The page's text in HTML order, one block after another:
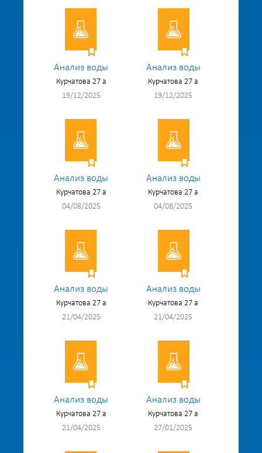
Анализ воды
Курчатова 27 а
19/12/2025
Анализ воды
Курчатова 27 а
19/12/2025
Анализ воды
Курчатова 27 а
04/08/2025
Анализ воды
Курчатова 27 а
04/08/2025
Анализ воды
Курчатова 27 а
21/04/2025
Анализ воды
Курчатова 27 а
21/04/2025
Анализ воды
Курчатова 27 а
21/04/2025
Анализ воды
Курчатова 27 а
27/01/2025